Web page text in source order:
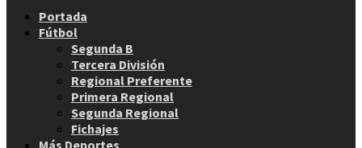
Portada
Fútbol
Segunda B
Tercera División
Regional Preferente
Primera Regional
Segunda Regional
Fichajes
Más Deportes